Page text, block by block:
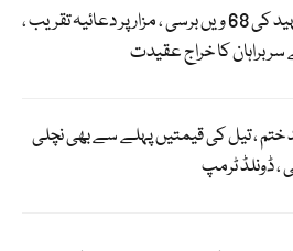
میجر طفیل شہید کی 68 ویں برسی ، مزار پر دعائیہ تقریب ،
کا خراج عقیدت
ختم ، تیل کی قیمتیں پہلے سے بھی نچلی
، ڈونلڈ ٹرمپ